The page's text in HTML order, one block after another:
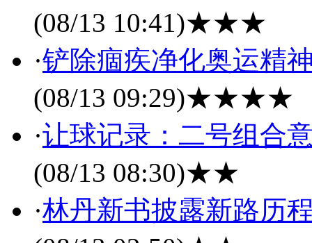
(08/13 10:41)★★★
·铲除痼疾净化奥运精
(08/13 09:29)★★★★
·让球记录：二号组合
(08/13 08:30)★★
·林丹新书披露新路历